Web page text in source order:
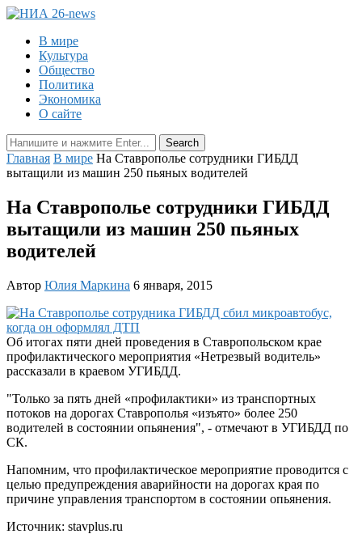
В мире
Культура
Общество
Политика
Экономика
О сайте
Главная В мире На Ставрополье сотрудники ГИБДД
вытащили из машин 250 пьяных водителей
На Ставрополье сотрудники ГИБДД
вытащили из машин 250 пьяных
водителей
Автор Юлия Маркина 6 января, 2015
Об итогах пяти дней проведения в Ставропольском крае
профилактического мероприятия «Нетрезвый водитель»
рассказали в краевом УГИБДД.
"Только за пять дней «профилактики» из транспортных
потоков на дорогах Ставрополья «изъято» более 250
водителей в состоянии опьянения", - отмечают в УГИБДД по
СК.
Напомним, что профилактическое мероприятие проводится с
целью предупреждения аварийности на дорогах края по
причине управления транспортом в состоянии опьянения.
Источник: stavplus.ru